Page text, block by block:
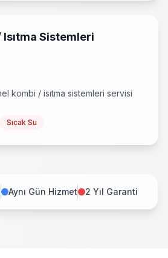
Isıtma Sistemleri
kombi / isıtma sistemleri servisi
Sıcak Su
Aynı Gün Hizmet 2 Yıl Garanti